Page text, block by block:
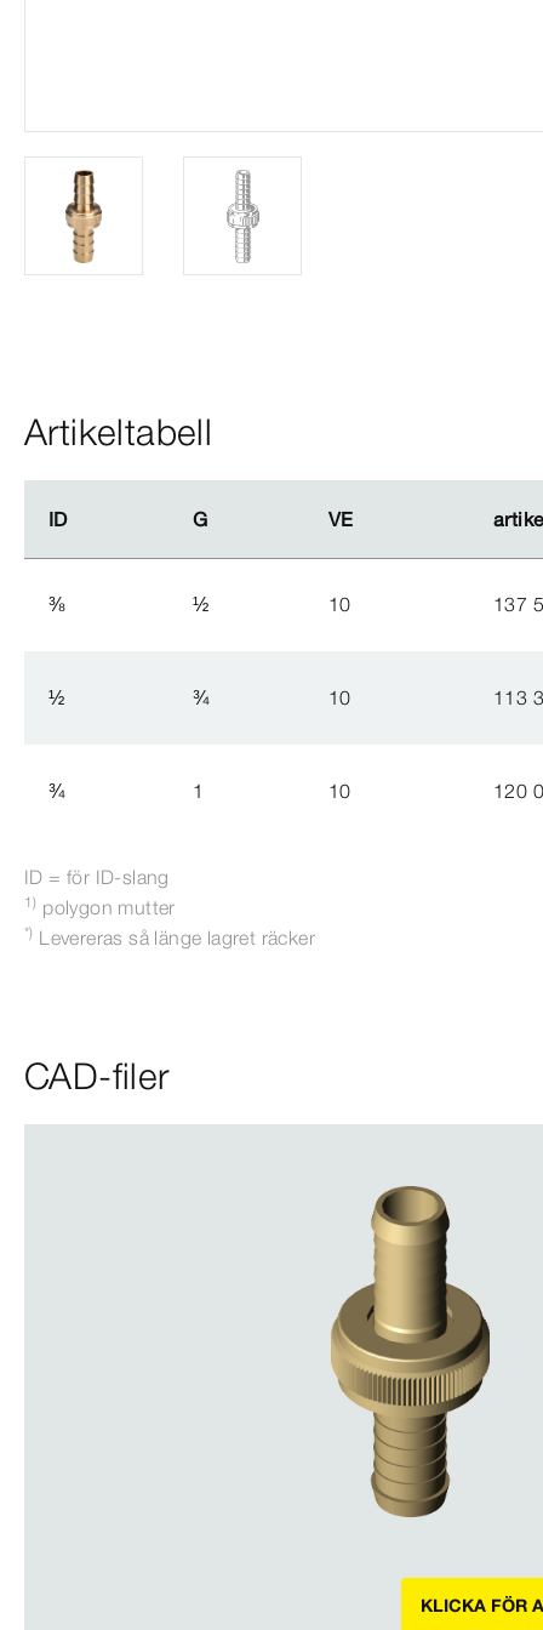
Artikeltabell
ID G VE
ID G VE
⅜ ½ 10 137
½ ¾ 10 113
¾ 1 10 120
ID = för ID-​slang
1) polygon mutter
*) Levereras så länge lagret räcker
CAD-filer
KLICKA FÖR